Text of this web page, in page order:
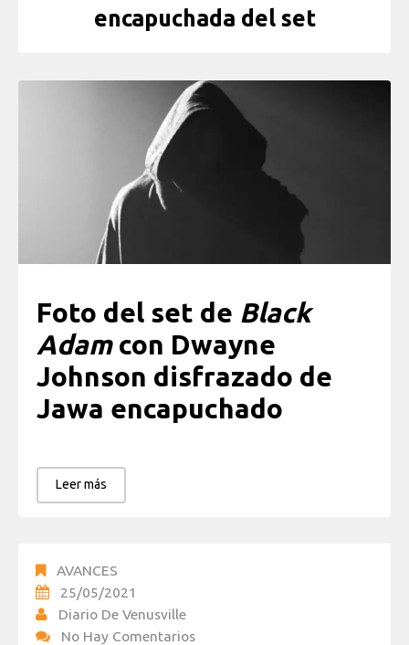
encapuchada del set
Foto del set de Black
Adamcon Dwayne
Johnson disfrazado de
Jawa encapuchado
Leer más
AVANCES
25/05/2021
Diario De Venusville
No Hay Comentarios